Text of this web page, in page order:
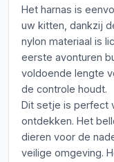
Het harnas is
uw kitten, dankzij
nylon materiaal is
eerste avonturen
voldoende lengte
de controle houdt.
Dit setje is perfect
ontdekken. Het
dieren voor de
veilige omgeving.